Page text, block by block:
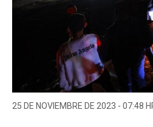
25 DE NOVIEMBRE DE 2023 - 07:48